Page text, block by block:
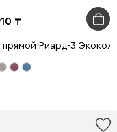
прямой Риард-3